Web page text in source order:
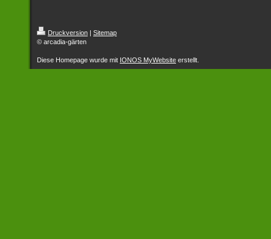
Druckversion | Sitemap
© arcadia-gärten
Diese Homepage wurde mit IONOS MyWebsite erstellt.